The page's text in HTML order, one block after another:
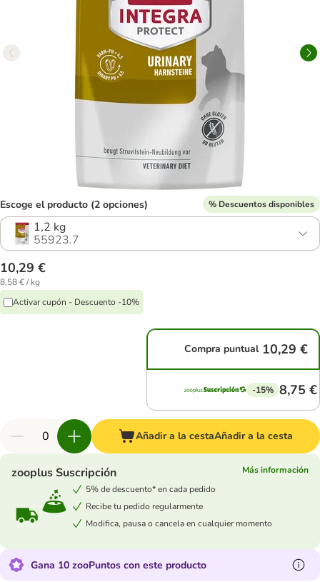
Escoge el producto (2 opciones) % Descuentos disponibles
1,2 kg
55923.7
10,29 €
8,58 € / kg
Activar cupón - Descuento -10%
Compra puntual 10,29 €
-15% 8,75 €
Añadir a la cestaAñadir a la cesta
zooplus Suscripción
Más información
5% de descuento* en cada pedido
Recibe tu pedido regularmente
Modifica, pausa o cancela en cualquier momento
Gana 10 zooPuntos con este producto